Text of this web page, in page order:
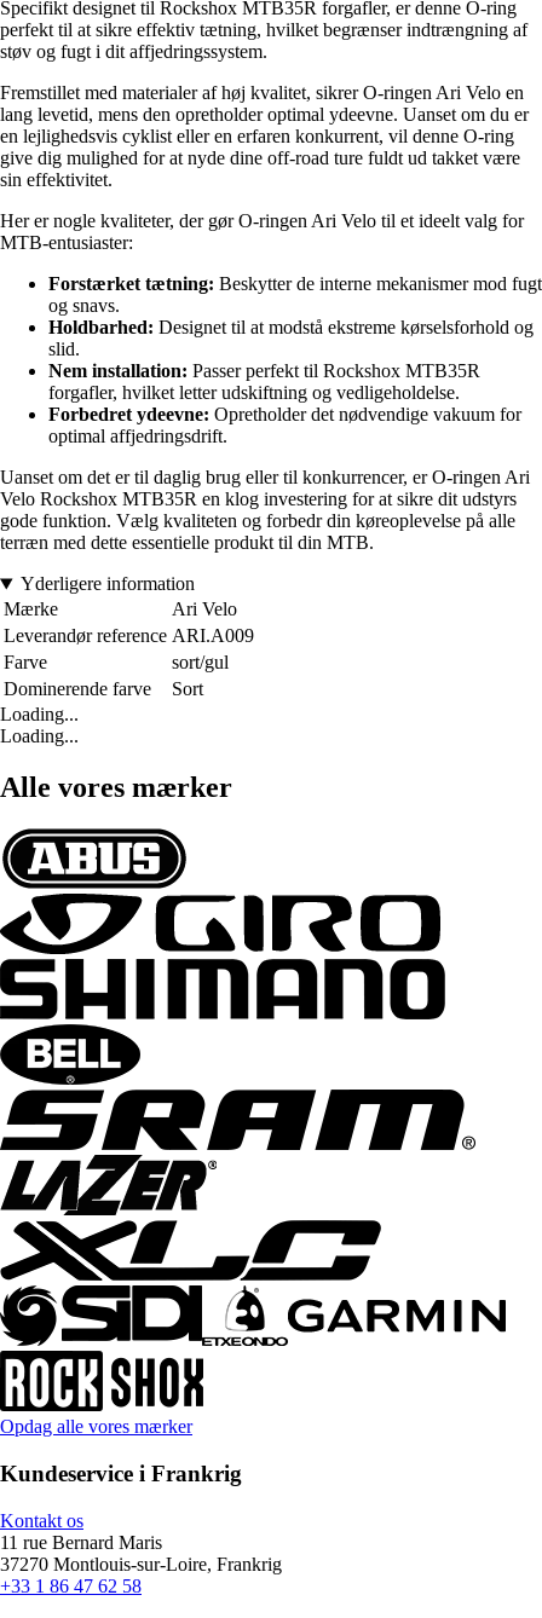
Specifikt designet til Rockshox MTB35R forgafler, er denne O-ring
perfekt til at sikre effektiv tætning, hvilket begrænser indtrængning af
støv og fugt i dit affjedringssystem.
Fremstillet med materialer af høj kvalitet, sikrer O-ringen Ari Velo en
lang levetid, mens den opretholder optimal ydeevne. Uanset om du er
en lejlighedsvis cyklist eller en erfaren konkurrent, vil denne O-ring
give dig mulighed for at nyde dine off-road ture fuldt ud takket være
sin effektivitet.
Her er nogle kvaliteter, der gør O-ringen Ari Velo til et ideelt valg for
MTB-entusiaster:
Forstærket tætning: Beskytter de interne mekanismer mod fugt
og snavs.
Holdbarhed: Designet til at modstå ekstreme kørselsforhold og
slid.
Nem installation: Passer perfekt til Rockshox MTB35R
forgafler, hvilket letter udskiftning og vedligeholdelse.
Forbedret ydeevne: Opretholder det nødvendige vakuum for
optimal affjedringsdrift.
Uanset om det er til daglig brug eller til konkurrencer, er O-ringen Ari
Velo Rockshox MTB35R en klog investering for at sikre dit udstyrs
gode funktion. Vælg kvaliteten og forbedr din køreoplevelse på alle
terræn med dette essentielle produkt til din MTB.
Yderligere information
Mærke
Ari Velo
Leverandør reference ARI.A009
Farve
sort/gul
Dominerende farve
Sort
Loading...
Loading...
Alle vores mærker
Opdag alle vores mærker
Kundeservice i Frankrig
Kontakt os
11 rue Bernard Maris
37270 Montlouis-sur-Loire, Frankrig
+33 1 86 47 62 58